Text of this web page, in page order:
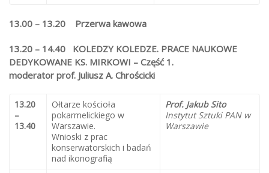
13.00 – 13.20 Przerwa kawowa
13.20 – 14.40 KOLEDZY KOLEDZE. PRACE NAUKOWE
DEDYKOWANE KS. MIRKOWI – Część 1.
moderator prof. Juliusz A. Chrościcki
13.20
–
13.40
Ołtarze kościoła
pokarmelickiego w
Warszawie.
Wnioski z prac
konserwatorskich i badań
nad ikonografią
Prof. Jakub Sito
Instytut Sztuki PAN w
Warszawie